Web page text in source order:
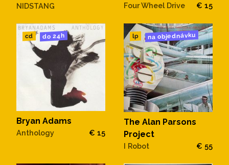
NIDSTANG
Four Wheel Drive € 15
cd do 24h
Bryan Adams
Anthology € 15
lp na objednávku
The Alan Parsons
Project
I Robot € 55